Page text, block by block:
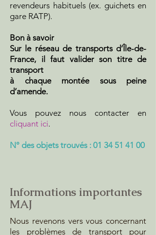
revendeurs habituels (ex. guichets en
gare RATP).
Bon à savoir
Sur le réseau de transports d’Île-de-
France, il faut valider son titre de
transport
à chaque montée sous peine
d’amende.
Vous pouvez nous contacter en
cliquant ici.
N° des objets trouvés : 01 34 51 41 00
Informations importantes
MAJ
Nous revenons vers vous concernant
les problèmes de transport pour